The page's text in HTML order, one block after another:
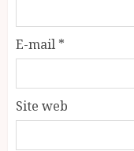
E-mail *
Site web